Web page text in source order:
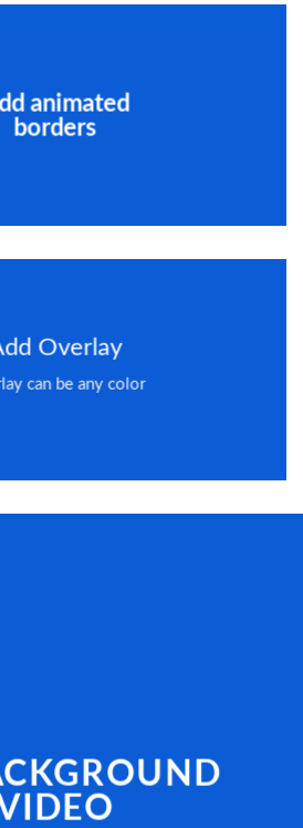
animated
borders
Overlay
can be any color